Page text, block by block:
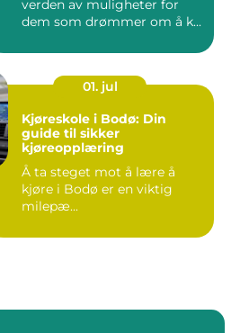
verden av muligheter for
dem som drømmer om å k...
01. jul
Kjøreskole i Bodø: Din
guide til sikker
kjøreopplæring
Å ta steget mot å lære å
kjøre i Bodø er en viktig
milepæ...